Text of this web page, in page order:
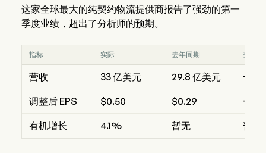
这家全球最大的纯契约物流提供商报告了强劲的第一
季度业绩，超出了分析师的预期。
指标 实际 去年同期 变化
营收 33 亿美元 29.8 亿美元
调整后 EPS $0.50 $0.29
有机增长 4.1% 暂无 暂无